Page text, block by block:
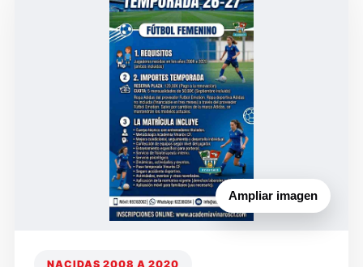
Ampliar imagen
NACIDAS 2008 A 2020